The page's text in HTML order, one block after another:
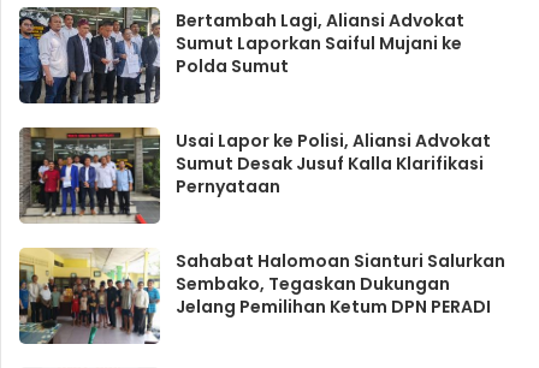
Bertambah Lagi, Aliansi Advokat
Sumut Laporkan Saiful Mujani ke
Polda Sumut
Usai Lapor ke Polisi, Aliansi Advokat
Sumut Desak Jusuf Kalla Klarifikasi
Pernyataan
Sahabat Halomoan Sianturi Salurkan
Sembako, Tegaskan Dukungan
Jelang Pemilihan Ketum DPN PERADI